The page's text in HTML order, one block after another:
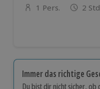
Anzahl der Teilnehmer
1 Pers. 2 Std
Immer das richtige
Du bist dir nicht sicher, ob